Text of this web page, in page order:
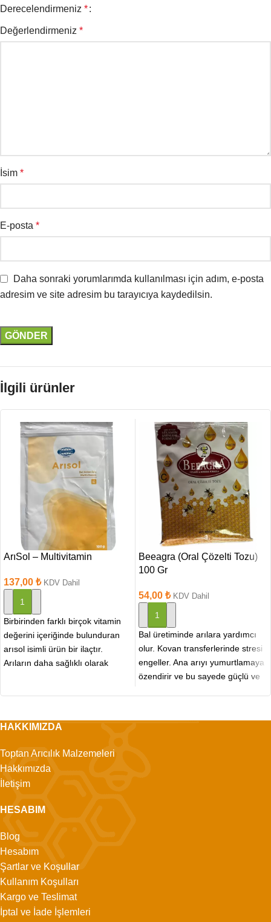
Derecelendirmeniz *
Değerlendirmeniz *
İsim *
E-posta *
Daha sonraki yorumlarımda kullanılması için adım, e-posta
adresim ve site adresim bu tarayıcıya kaydedilsin.
İlgili ürünler
ArıSol – Multivitamin
137,00 ₺ KDV Dahil
SEPETE EKLE
Birbirinden farklı birçok vitamin
değerini içeriğinde bulunduran
arısol isimli ürün bir ilaçtır.
Arıların daha sağlıklı olarak
Beeagra (Oral Çözelti Tozu)
100 Gr
54,00 ₺ KDV Dahil
SEPETE EKLE
Bal üretiminde arılara yardımcı
olur. Kovan transferlerinde stresi
engeller. Ana arıyı yumurtlamaya
özendirir ve bu sayede güçlü ve
HAKKIMIZDA
Toptan Arıcılık Malzemeleri
Hakkımızda
İletişim
HESABIM
Blog
Hesabım
Şartlar ve Koşullar
Kullanım Koşulları
Kargo ve Teslimat
İptal ve İade İşlemleri